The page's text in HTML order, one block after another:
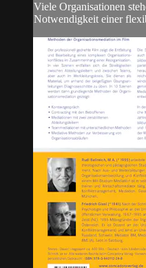
Viele Organisationen
Notwendigkeit einer